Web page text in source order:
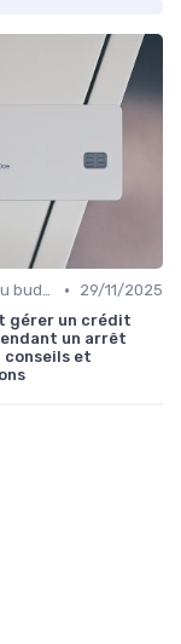
Gestion du budget •
29/11/2025
gérer un crédit
un arrêt
conseils et